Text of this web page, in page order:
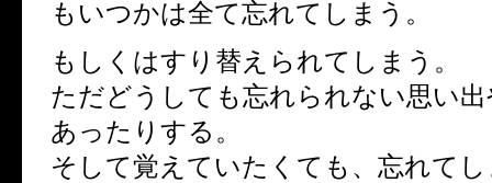
もいつかは全て忘れてしまう。
もしくはすり替えられてしまう。
ただどうしても忘れられない思い
あったりする。
そして覚えていたくても、忘れて